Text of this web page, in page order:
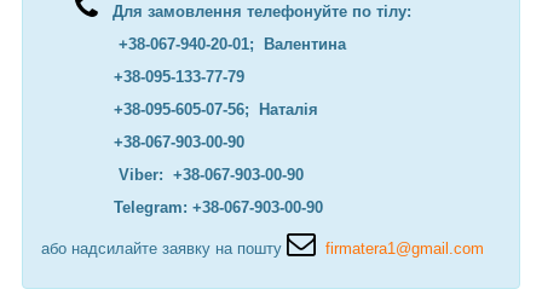
Для замовлення телефонуйте по тілу:
+38-067-940-20-01; Валентина
+38-095-133-77-79
+38-095-605-07-56; Наталія
+38-067-903-00-90
Viber: +38-067-903-00-90
Telegram: +38-067-903-00-90
або надсилайте заявку на пошту firmatera1@gmail.com